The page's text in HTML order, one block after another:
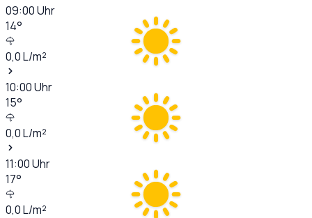
09:00Uhr
14°
0,0L/m²
10:00Uhr
15°
0,0L/m²
11:00Uhr
17°
0,0L/m²